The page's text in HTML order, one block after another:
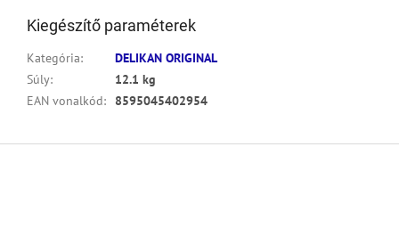
Kiegészítő paraméterek
Kategória:
DELIKAN ORIGINAL
Súly:
12.1 kg
EAN vonalkód: 8595045402954